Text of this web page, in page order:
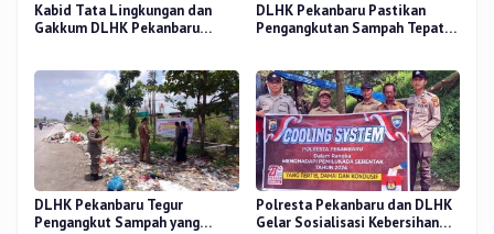
Kabid Tata Lingkungan dan
Gakkum DLHK Pekanbaru
DLHK Pekanbaru Pastikan
Pengangkutan Sampah Tepat
DLHK Pekanbaru Tegur
Pengangkut Sampah yang
Polresta Pekanbaru dan DLHK
Gelar Sosialisasi Kebersihan